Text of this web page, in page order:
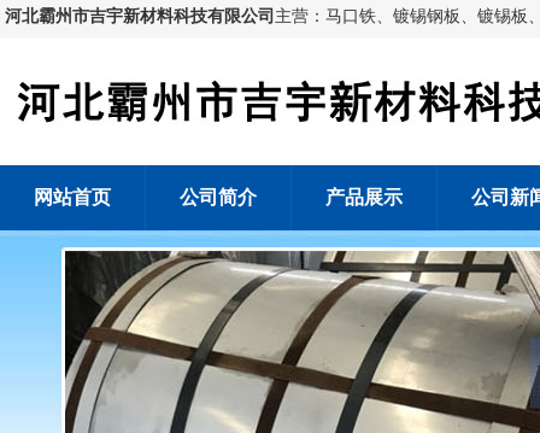
河北霸州市吉宇新材料科技有限公司 主营：马口铁、镀锡钢板、镀锡板
网站首页 公司简介 产品展示 公司新